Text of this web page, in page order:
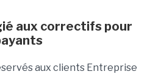
aux correctifs pour
aux clients Entreprise